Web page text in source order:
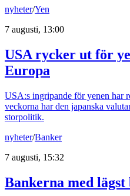
nyheter/Yen
7 augusti, 13:00
USA rycker ut för
Europa
USA:s ingripande för yenen har
veckorna har den japanska
storpolitik.
nyheter/Banker
7 augusti, 15:32
Bankerna med lägst